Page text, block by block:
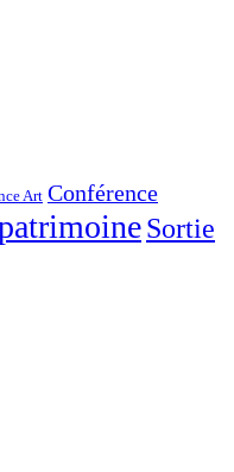
Art Conférence
Sortie